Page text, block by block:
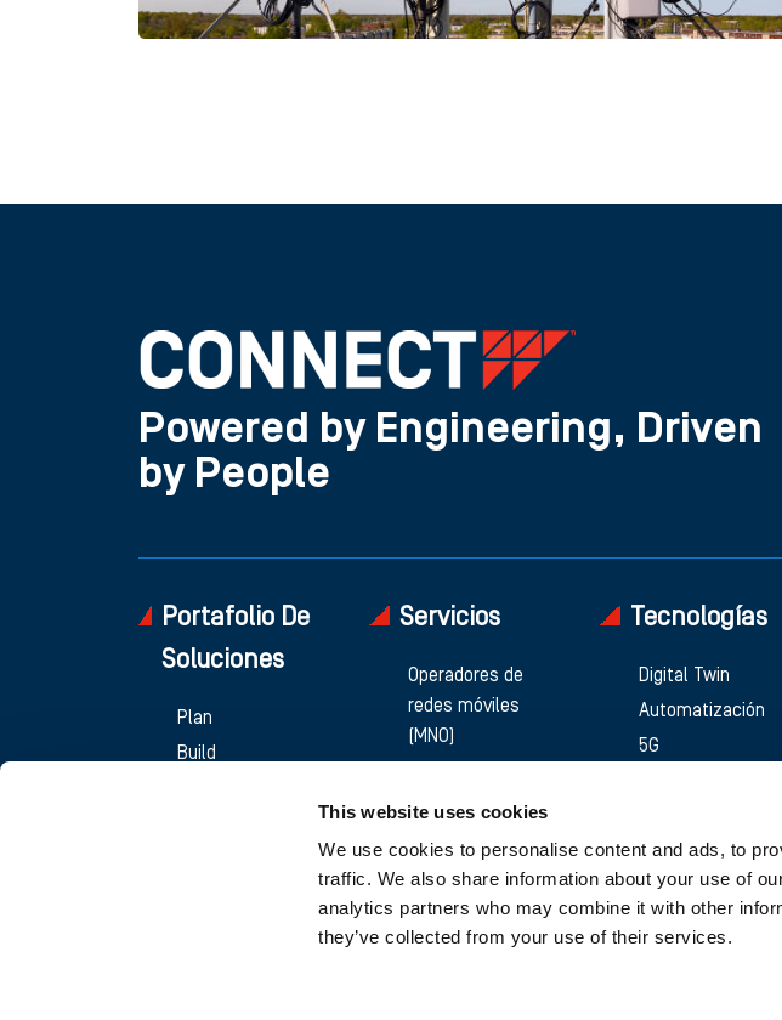
This website uses cookies
We use cookies to personalise content and ads, to
traffic. We also share information about your use of
analytics partners who may combine it with other
they’ve collected from your use of their services.
Powered by Engineering, Driven
by People
Portafolio De
Soluciones
Plan
Build
Servicios
Operadores de
redes móviles
(MNO)
FiberCos
Proveedores de
equipos de red
Tecnologías
Digital Twin
Automatización
5G